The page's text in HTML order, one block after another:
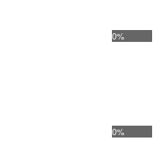
0%
0%